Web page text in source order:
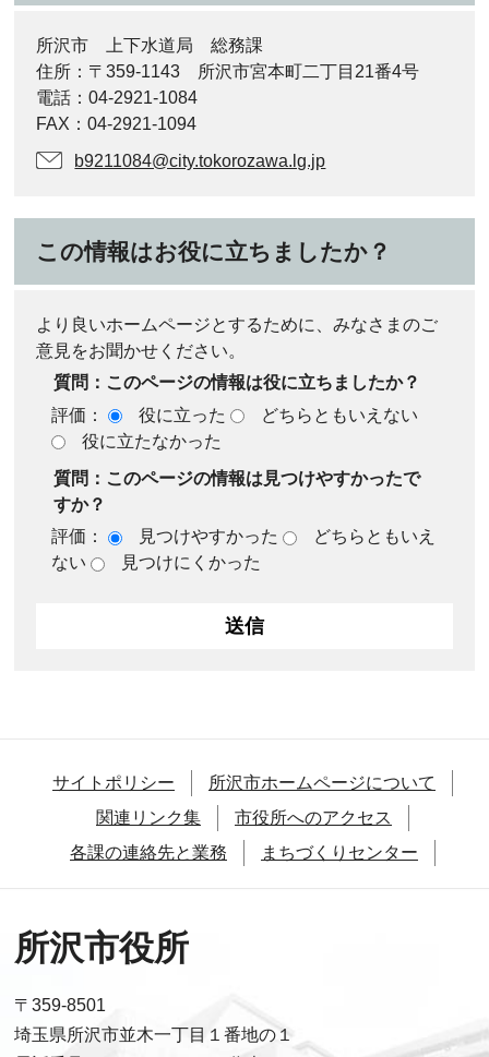
所沢市 上下水道局 総務課
住所：〒359-1143 所沢市宮本町二丁目21番4号
電話：04‐2921‐1084
FAX：04‐2921‐1094
b9211084@city.tokorozawa.lg.jp
この情報はお役に立ちましたか？
より良いホームページとするために、みなさまのご
意見をお聞かせください。
質問：このページの情報は役に立ちましたか？
評価：
役に立った
どちらともいえない
役に立たなかった
質問：このページの情報は見つけやすかったで
すか？
評価：
見つけやすかった
どちらともいえ
ない
見つけにくかった
サイトポリシー
所沢市ホームページについて
関連リンク集
市役所へのアクセス
各課の連絡先と業務
まちづくりセンター
所沢市役所
〒359-8501
埼玉県所沢市並木一丁目１番地の１